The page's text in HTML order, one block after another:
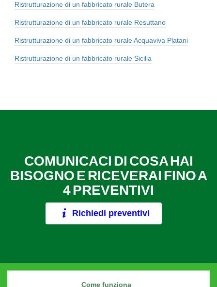
Ristrutturazione di un fabbricato rurale Butera
Ristrutturazione di un fabbricato rurale Resuttano
Ristrutturazione di un fabbricato rurale Acquaviva Platani
Ristrutturazione di un fabbricato rurale Sicilia
COMUNICACI DI COSA HAI
BISOGNO E RICEVERAI FINO A
4 PREVENTIVI
Richiedi preventivi
Come funziona